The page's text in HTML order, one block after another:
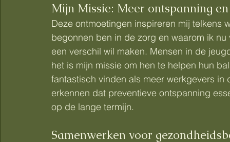
Mijn Missie: Meer ontspanning
Deze ontmoetingen inspireren mij telkens
begonnen ben in de zorg en waarom ik
een verschil wil maken. Mensen in de
het is mijn missie om hen te helpen hun
fantastisch vinden als meer werkgevers
erkennen dat preventieve ontspanning
op de lange termijn.
Samenwerken voor